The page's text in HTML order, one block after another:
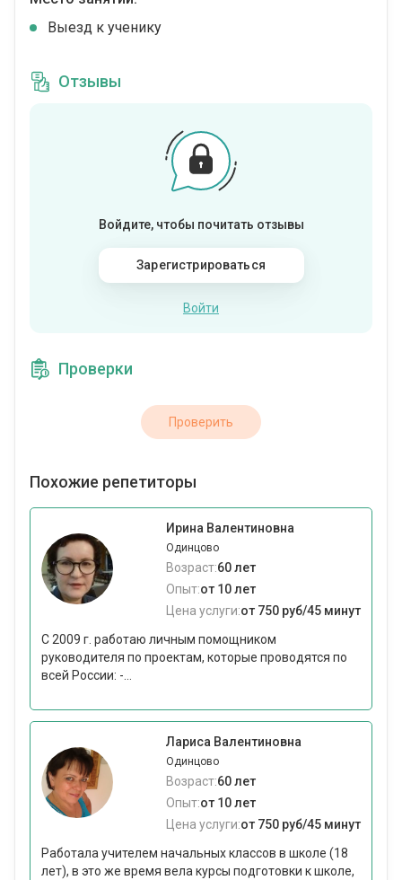
Выезд к ученику
Отзывы
Войдите, чтобы почитать отзывы
Зарегистрироваться
Войти
Проверки
Проверить
Похожие репетиторы
Ирина Валентиновна
Одинцово
Возраст:60 лет
Опыт:от 10 лет
Цена услуги:от 750 руб/45 минут
C 2009 г. работаю личным помощником
руководителя по проектам, которые проводятся по
всей России: -...
Лариса Валентиновна
Одинцово
Возраст:60 лет
Опыт:от 10 лет
Цена услуги:от 750 руб/45 минут
Работала учителем начальных классов в школе (18
лет), в это же время вела курсы подготовки к школе,